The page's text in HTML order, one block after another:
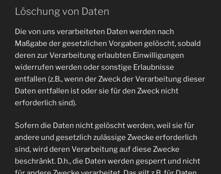
Löschung von Daten
Die von uns verarbeiteten Daten werden nach
Maßgabe der gesetzlichen Vorgaben gelöscht, sobald
deren zur Verarbeitung erlaubten Einwilligungen
widerrufen werden oder sonstige Erlaubnisse
entfallen (z.B., wenn der Zweck der Verarbeitung dieser
Daten entfallen ist oder sie für den Zweck nicht
erforderlich sind).
Sofern die Daten nicht gelöscht werden, weil sie für
andere und gesetzlich zulässige Zwecke erforderlich
sind, wird deren Verarbeitung auf diese Zwecke
beschränkt. D.h., die Daten werden gesperrt und nicht